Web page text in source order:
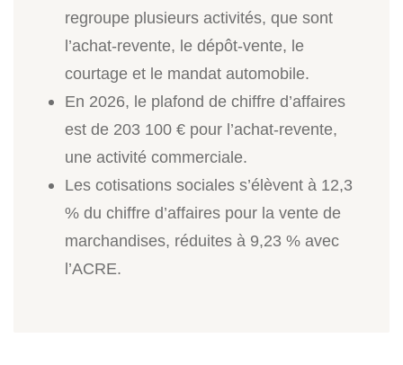
regroupe plusieurs activités, que sont
l’achat-revente, le dépôt-vente, le
courtage et le mandat automobile.
En 2026, le plafond de chiffre d’affaires
est de 203 100 € pour l’achat-revente,
une activité commerciale.
Les cotisations sociales s’élèvent à 12,3
% du chiffre d’affaires pour la vente de
marchandises, réduites à 9,23 % avec
l’ACRE.